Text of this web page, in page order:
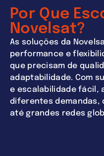
Por Que
Novelsat?
As soluções da
performance e
que precisam de
adaptabilidade. Com
e escalabilidade fácil,
diferentes demandas,
até grandes redes